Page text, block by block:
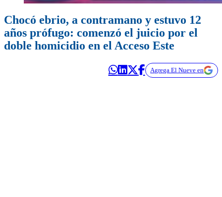
Chocó ebrio, a contramano y estuvo 12
años prófugo: comenzó el juicio por el
doble homicidio en el Acceso Este
Agrega El Nueve en